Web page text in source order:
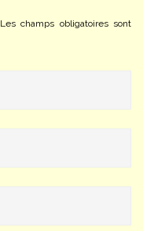
Les champs obligatoires sont